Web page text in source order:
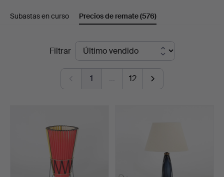
en
Engelholm
Subastas en curso Precios de remate(576)
Filtrar
1 … 12